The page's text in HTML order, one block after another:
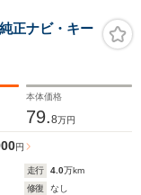
正ナビ・キー
本体価格
79.8万円
円
走行 4.0万km
修復
なし